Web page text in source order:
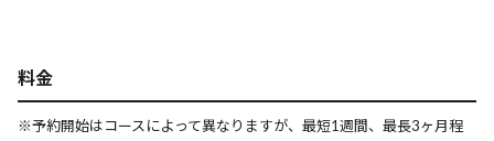
料金
※予約開始はコースによって異なりますが、最短1週間、最長3ヶ月程